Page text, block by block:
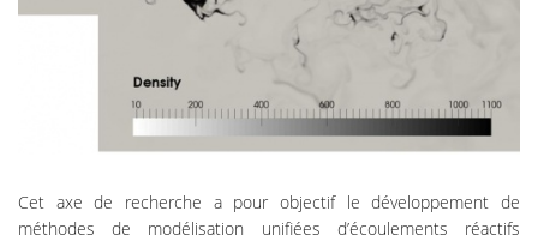
Cet axe de recherche a pour objectif le développement de
méthodes de modélisation unifiées d’écoulements réactifs